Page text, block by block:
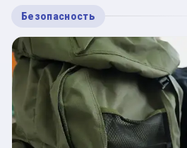
Безопасность